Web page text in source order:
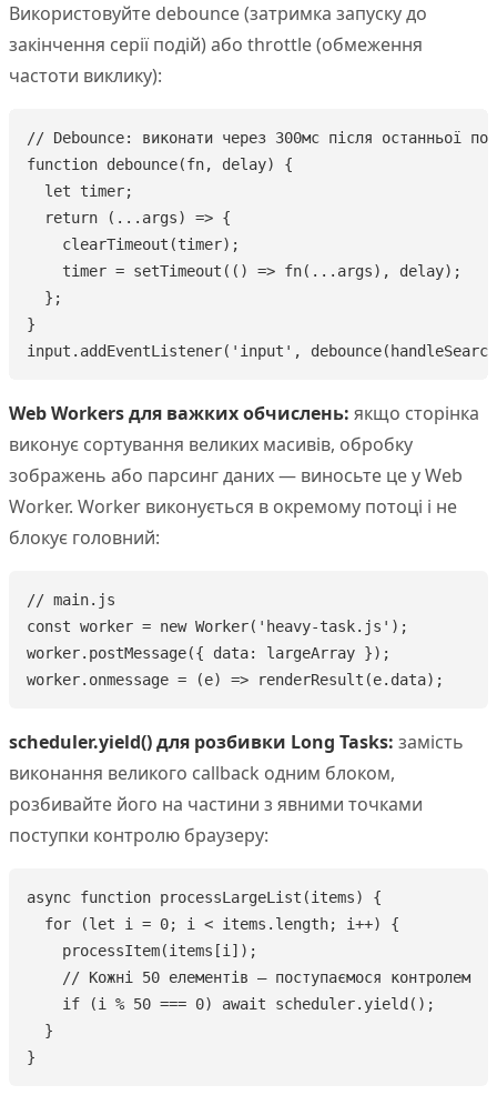
Використовуйте debounce (затримка запуску до
закінчення серії подій) або throttle (обмеження
частоти виклику):
// Debounce: виконати через 300мс після останньої
function debounce(fn, delay) {
  let timer;
  return (...args) => {
    clearTimeout(timer);
    timer = setTimeout(() => fn(...args), delay);
  };
}
input.addEventListener('input',
Web Workers для важких обчислень: якщо сторінка
виконує сортування великих масивів, обробку
зображень або парсинг даних — виносьте це у Web
Worker. Worker виконується в окремому потоці і не
блокує головний:
// main.js
const worker = new Worker('heavy-task.js');
worker.postMessage({ data: largeArray });
worker.onmessage = (e) => renderResult(e.data);
scheduler.yield() для розбивки Long Tasks: замість
виконання великого callback одним блоком,
розбивайте його на частини з явними точками
поступки контролю браузеру:
async function processLargeList(items) {
  for (let i = 0; i < items.length; i++) {
    processItem(items[i]);
    // Кожні 50 елементів — поступаємося контролем
    if (i % 50 === 0) await scheduler.yield();
  }
}